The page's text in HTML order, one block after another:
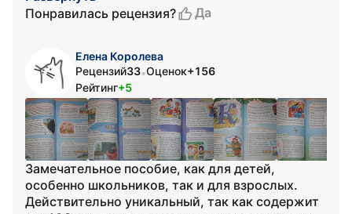
Понравилась рецензия?
Да
Елена Королева
Рецензий33•Оценок+156
Рейтинг+5
Замечательное пособие, как для детей,
особенно школьников, так и для взрослых.
Действительно уникальный, так как содержит